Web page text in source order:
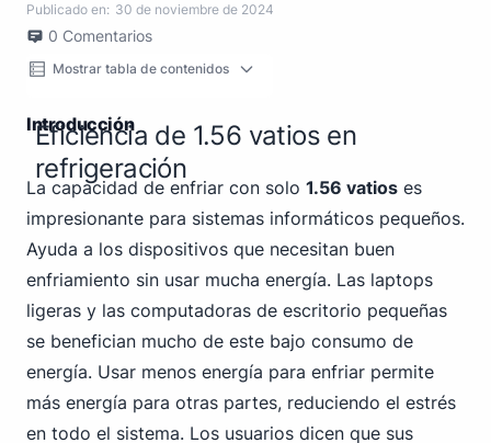
Publicado en: 30 de noviembre de 2024
0 Comentarios
Mostrar tabla de contenidos
Introducción
Eficiencia de 1.56 vatios en
refrigeración
La capacidad de enfriar con solo 1.56 vatios es
impresionante para sistemas informáticos pequeños.
Ayuda a los dispositivos que necesitan buen
enfriamiento sin usar mucha energía. Las laptops
ligeras y las computadoras de escritorio pequeñas
se benefician mucho de este bajo consumo de
energía. Usar menos energía para enfriar permite
más energía para otras partes, reduciendo el estrés
en todo el sistema. Los usuarios dicen que sus